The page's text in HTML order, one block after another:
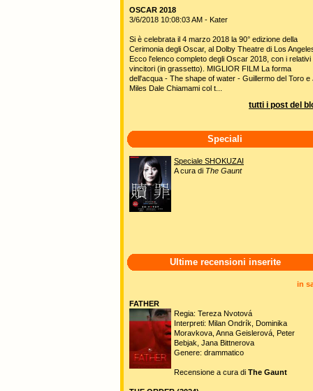
OSCAR 2018
3/6/2018 10:08:03 AM - Kater
Si è celebrata il 4 marzo 2018 la 90° edizione della
Cerimonia degli Oscar, al Dolby Theatre di Los
Ecco l'elenco completo degli Oscar 2018, con i relativi
vincitori (in grassetto). MIGLIOR FILM La forma
dell'acqua - The shape of water - Guillermo del Toro e
Miles Dale Chiamami col t...
tutti i post del
Speciali
Speciale SHOKUZAI
A cura di The Gaunt
Ultime recensioni inserite
in
FATHER
Regia: Tereza Nvotová
Interpreti: Milan Ondrík, Dominika
Moravkova, Anna Geislerová, Peter
Bebjak, Jana Bittnerova
Genere: drammatico
Recensione a cura di The Gaunt